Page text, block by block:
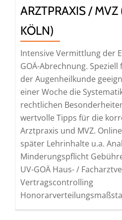
ARZTPRAXIS /
KÖLN)
Intensive Vermittlung der
GOÄ-Abrechnung.
der Augenheilkunde
einer Woche die
rechtlichen
wertvolle Tipps für die
Arztpraxis und MVZ.
später Lehrinhalte u.a.
Minderungspflicht
UV-GOÄ Haus- /
Vertragscontrolling